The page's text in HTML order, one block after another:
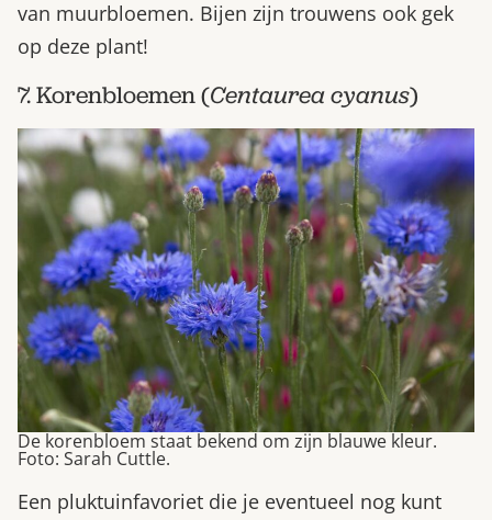
van muurbloemen. Bijen zijn trouwens ook gek
op deze plant!
7. Korenbloemen (Centaurea cyanus)
De korenbloem staat bekend om zijn blauwe kleur.
Foto: Sarah Cuttle.
Een pluktuinfavoriet die je eventueel nog kunt